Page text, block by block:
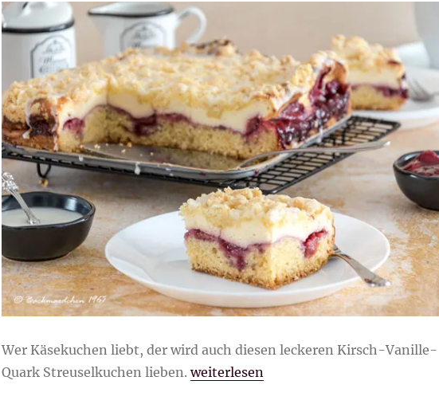
Wer Käsekuchen liebt, der wird auch diesen leckeren Kirsch-Vanille-
Quark Streuselkuchen lieben.„Kirsch-Vanille-Quark Streuselkuchen“
weiterlesen